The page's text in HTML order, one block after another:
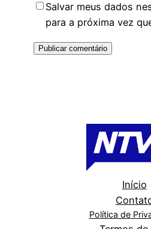
Salvar meus dados
para a próxima vez
Início
Política de